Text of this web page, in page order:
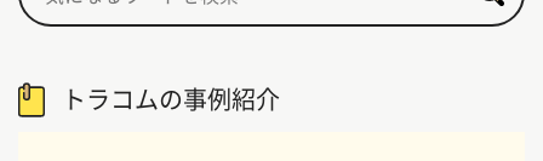
トラコムの事例紹介